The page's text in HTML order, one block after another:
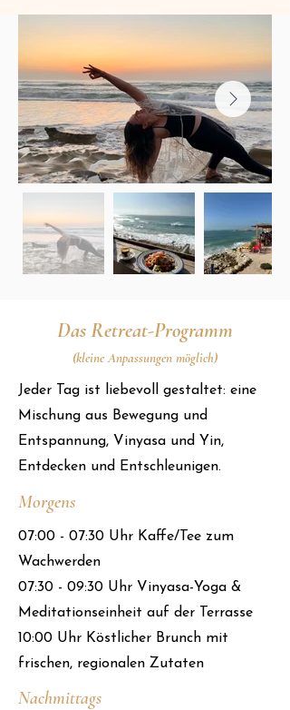
Das Retreat-Programm
(kleine Anpassungen möglich)
Jeder Tag ist liebevoll gestaltet: eine
Mischung aus Bewegung und
Entspannung, Vinyasa und Yin,
Entdecken und Entschleunigen.
Morgens
​07:00 - 07:30 Uhr Kaffe/Tee zum
Wachwerden
07:30 - 09:30 Uhr Vinyasa-Yoga &
Meditationseinheit auf der Terrasse
10:00 Uhr Köstlicher Brunch mit
frischen, regionalen Zutaten
Nachmittags